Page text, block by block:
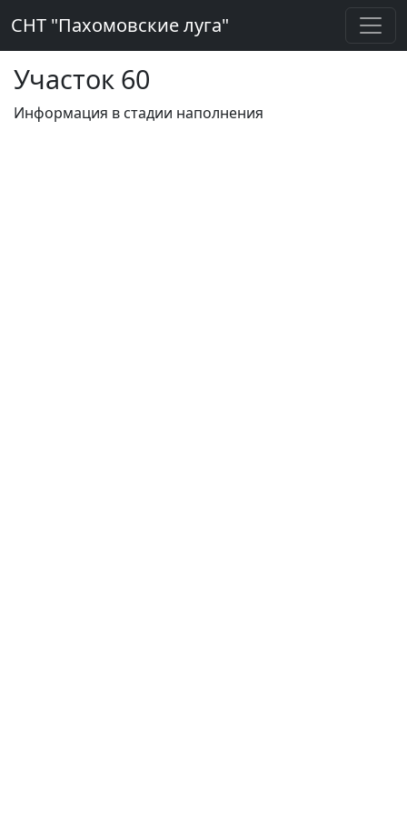
СНТ "Пахомовские луга"
Участок 60
Информация в стадии наполнения